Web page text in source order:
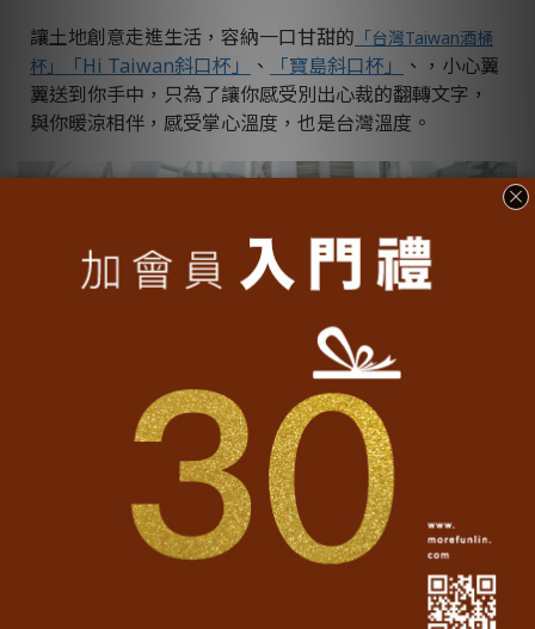
讓土地創意走進生活，容納一口甘甜的 「台灣Taiwan酒桶
杯」
「Hi Taiwan斜口杯」 、 「寶島斜口杯」
、，小心翼
翼送到你手中，只為了讓你感受別出心裁的翻轉文字，
與你暖涼相伴，感受掌心溫度，也是台灣溫度。
翻轉質感T-SHIRT